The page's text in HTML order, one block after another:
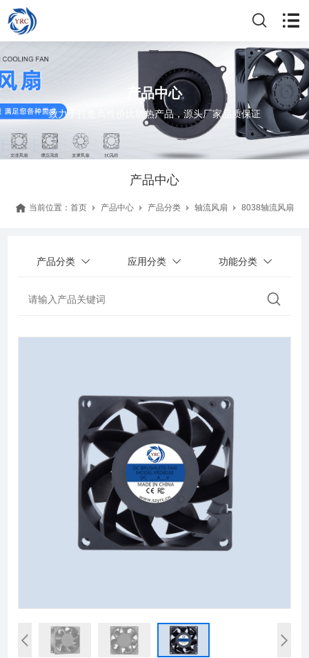
产品中心
致力于打造高性价比散热产品，源头厂家品质保证
产品中心
当前位置： 首页 产品中心 产品分类 轴流风扇 8038轴流风扇
产品分类 应用分类 功能分类